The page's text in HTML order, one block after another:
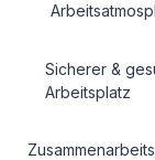
Sicherer &
Arbeitsplatz